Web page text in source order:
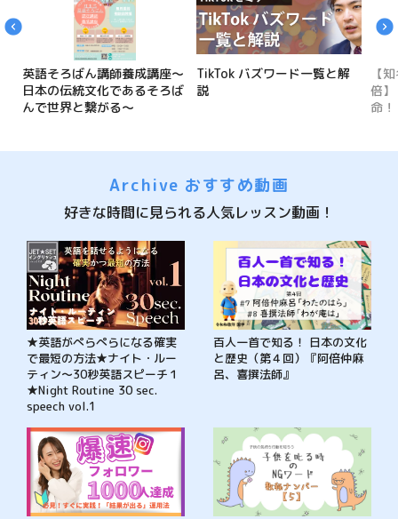
英語そろばん講師養成講座～
日本の伝統文化であるそろば
んで世界と繋がる～
TikTok バズワード一覧と解
説
【
倍
命！
Archive おすすめ動画
好きな時間に見られる人気レッスン動画！
★英語がぺらぺらになる確実
で最短の方法★ナイト・ルー
ティン～30秒英語スピーチ１
★Night Routine 30 sec.
speech vol.1
百人一首で知る！ 日本の文化
と歴史（第４回）『阿倍仲麻
呂、喜撰法師』